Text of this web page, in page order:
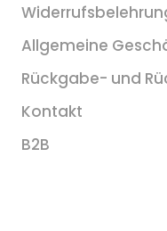
Allgemeine
Rückgabe- und
Kontakt
B2B